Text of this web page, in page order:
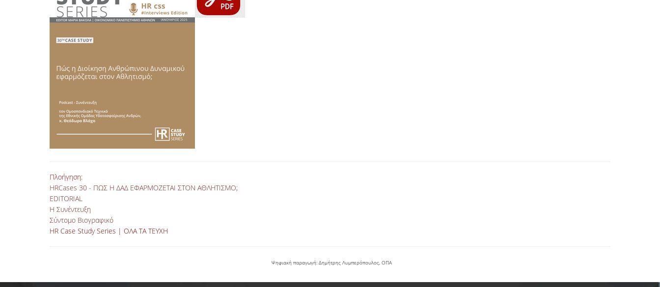
Πλοήγηση:
HRCases 30 - ΠΩΣ Η ΔΑΔ ΕΦΑΡΜΟΖΕΤΑΙ ΣΤΟΝ ΑΘΛΗΤΙΣΜΟ;
EDITORIAL
Η Συνέντευξη
Σύντομο Βιογραφικό
HR Case Study Series | ΟΛΑ ΤΑ ΤΕΥΧΗ
Ψηφιακή παραγωγή: Δημήτρης Λυμπερόπουλος, ΟΠΑ